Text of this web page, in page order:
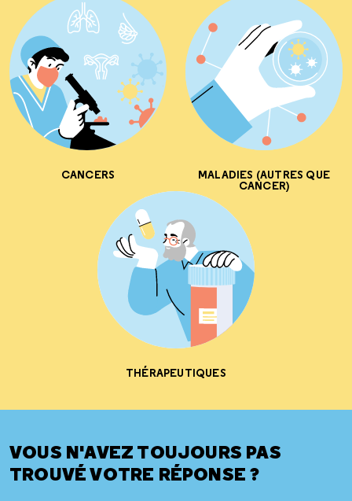
CANCERS MALADIES (AUTRES QUE
CANCER)
THÉRAPEUTIQUES
VOUS N'AVEZ TOUJOURS PAS
TROUVÉ VOTRE RÉPONSE ?